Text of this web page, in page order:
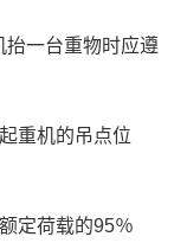
抬一台重物时应遵
重机的吊点位
定荷载的95％